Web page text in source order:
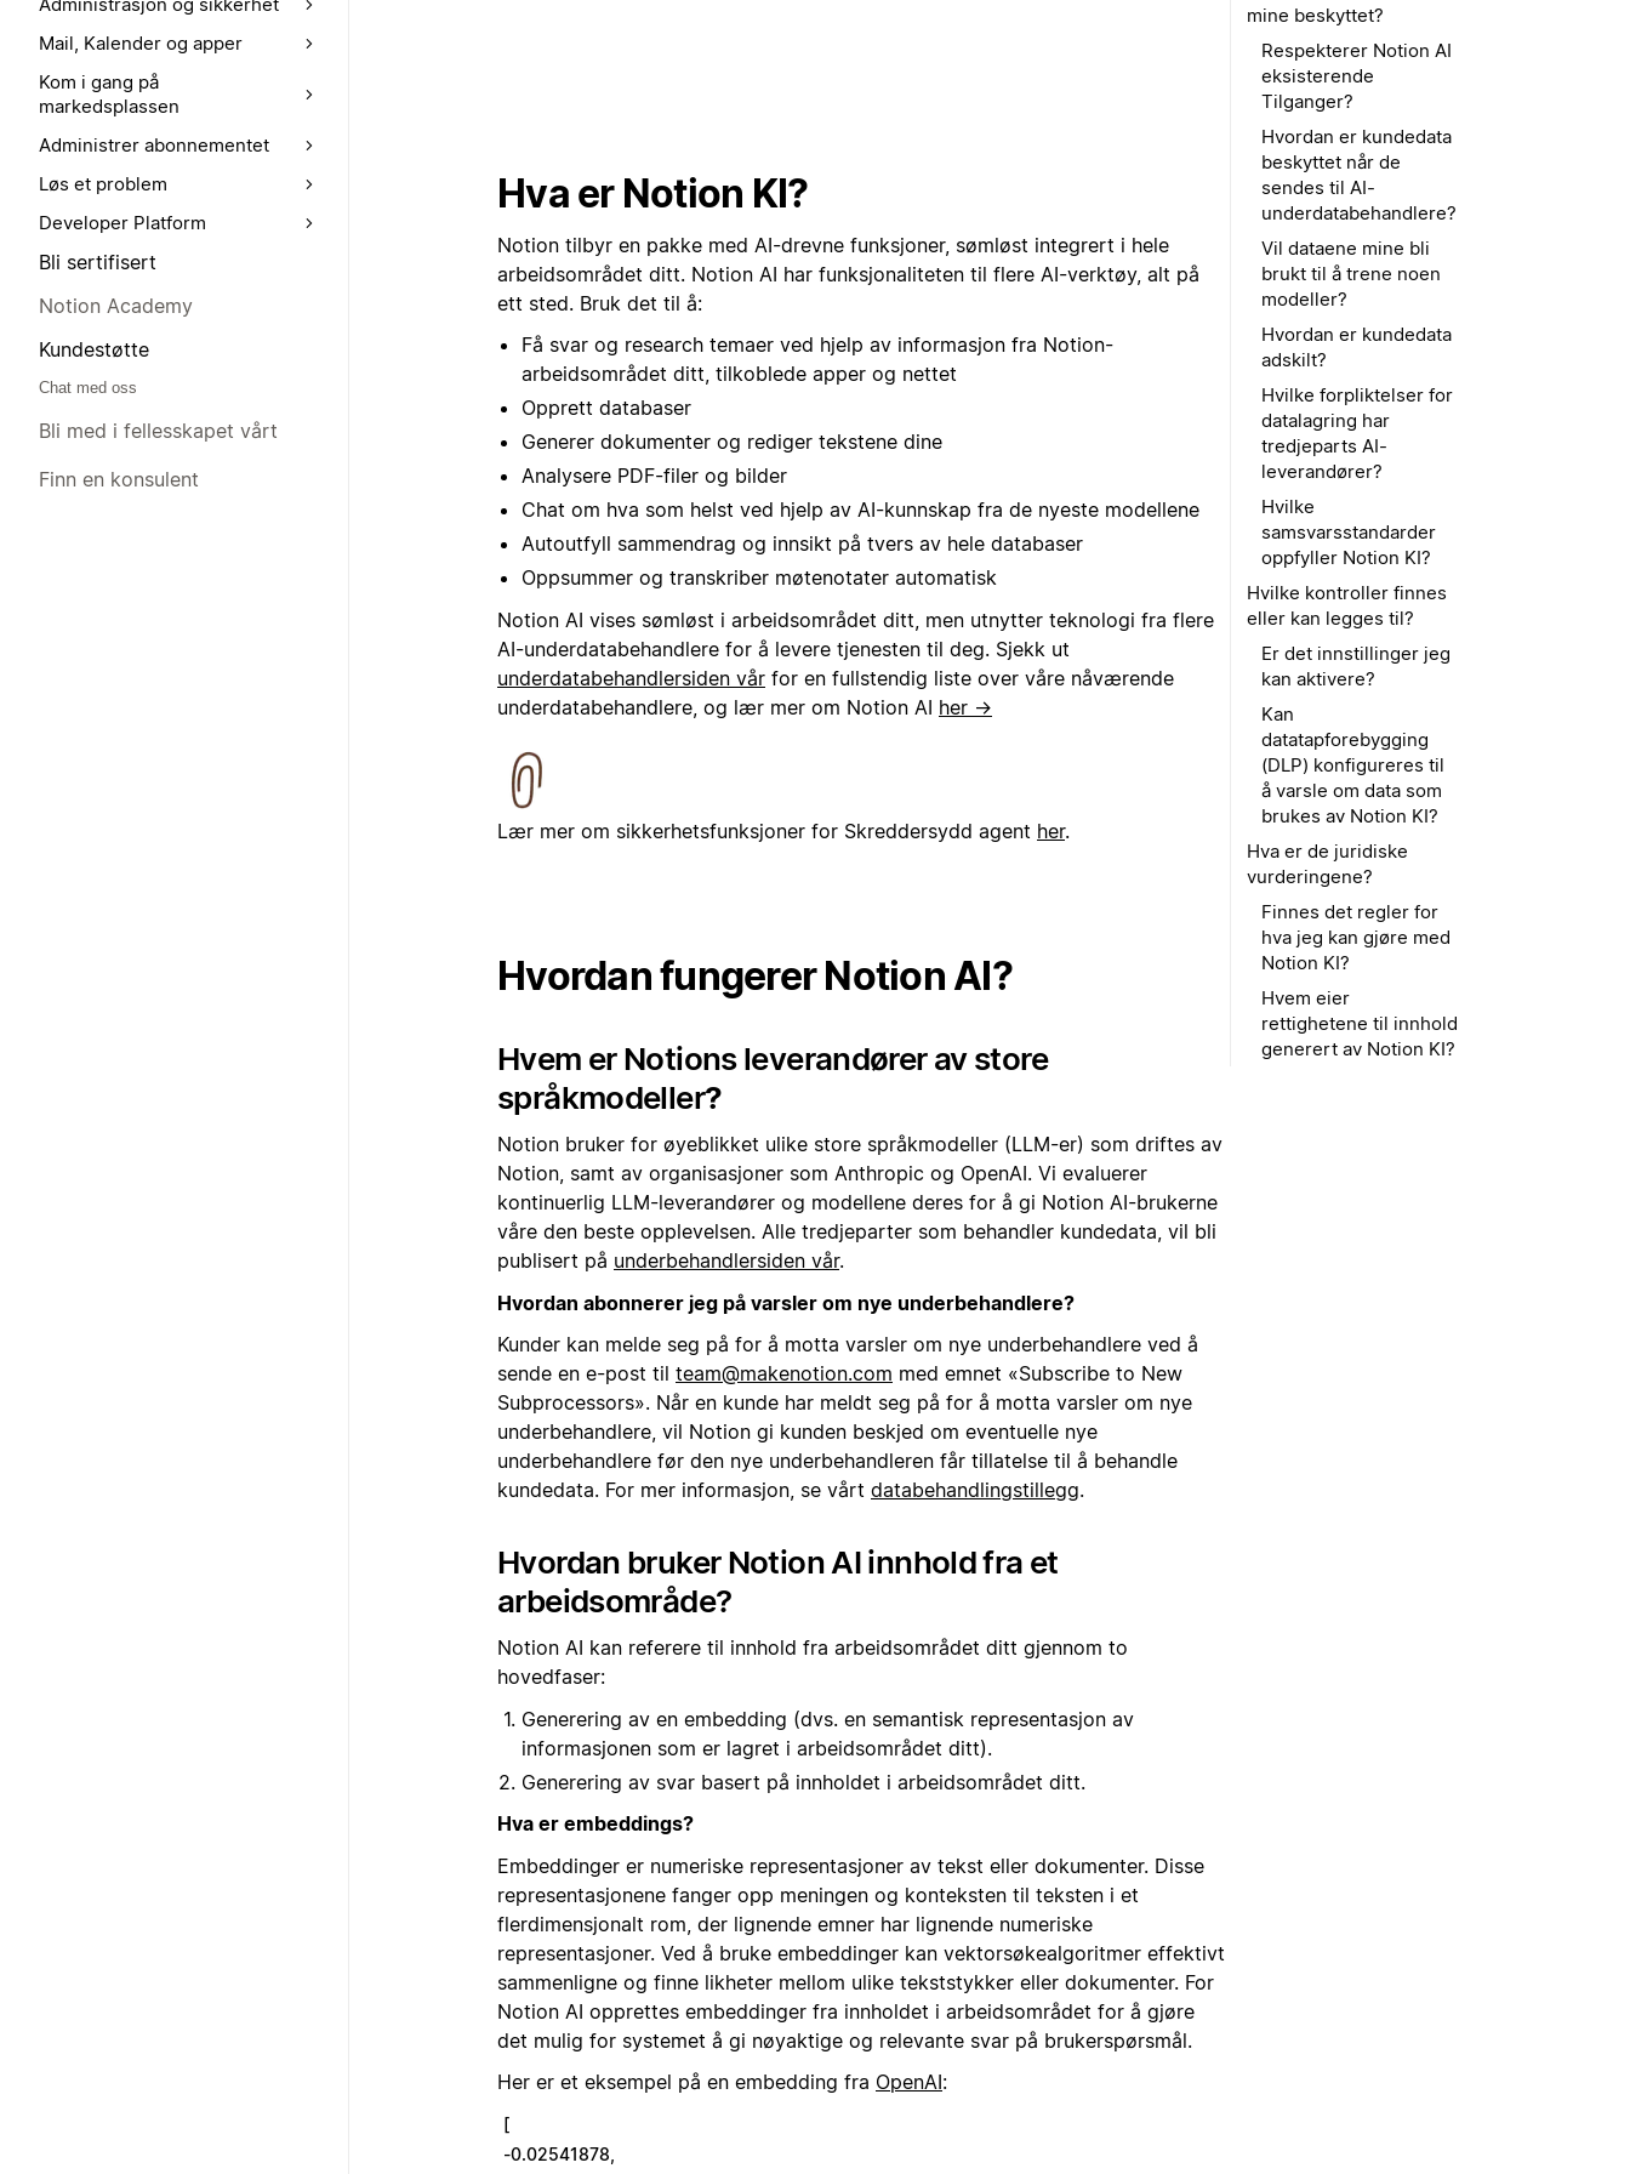
Mail, Kalender og apper
Kom i gang på
markedsplassen
Administrer abonnementet
Løs et problem
Developer Platform
Bli sertifisert
Notion Academy
Kundestøtte
Chat med oss
Bli med i fellesskapet vårt
Finn en konsulent
Hva er Notion KI?
Notion tilbyr en pakke med AI-drevne funksjoner, sømløst integrert i hele
arbeidsområdet ditt. Notion AI har funksjonaliteten til flere AI-verktøy, alt på
ett sted. Bruk det til å:
Få svar og research temaer ved hjelp av informasjon fra Notion-
arbeidsområdet ditt, tilkoblede apper og nettet
Opprett databaser
Generer dokumenter og rediger tekstene dine
Analysere PDF-filer og bilder
Chat om hva som helst ved hjelp av AI-kunnskap fra de nyeste modellene
Autoutfyll sammendrag og innsikt på tvers av hele databaser
Oppsummer og transkriber møtenotater automatisk
Notion AI vises sømløst i arbeidsområdet ditt, men utnytter teknologi fra flere
AI-underdatabehandlere for å levere tjenesten til deg. Sjekk ut
underdatabehandlersiden vår for en fullstendig liste over våre nåværende
underdatabehandlere, og lær mer om Notion AI her →
Lær mer om sikkerhetsfunksjoner for Skreddersydd agent her.
Hvordan fungerer Notion AI?
Hvem er Notions leverandører av store
språkmodeller?
Notion bruker for øyeblikket ulike store språkmodeller (LLM-er) som driftes av
Notion, samt av organisasjoner som Anthropic og OpenAI. Vi evaluerer
kontinuerlig LLM-leverandører og modellene deres for å gi Notion AI-brukerne
våre den beste opplevelsen. Alle tredjeparter som behandler kundedata, vil bli
publisert på underbehandlersiden vår.
Hvordan abonnerer jeg på varsler om nye underbehandlere?
Kunder kan melde seg på for å motta varsler om nye underbehandlere ved å
sende en e-post til team@makenotion.com med emnet «Subscribe to New
Subprocessors». Når en kunde har meldt seg på for å motta varsler om nye
underbehandlere, vil Notion gi kunden beskjed om eventuelle nye
underbehandlere før den nye underbehandleren får tillatelse til å behandle
kundedata. For mer informasjon, se vårt databehandlingstillegg.
Hvordan bruker Notion AI innhold fra et
arbeidsområde?
Notion AI kan referere til innhold fra arbeidsområdet ditt gjennom to
hovedfaser:
Generering av en embedding (dvs. en semantisk representasjon av
informasjonen som er lagret i arbeidsområdet ditt).
Generering av svar basert på innholdet i arbeidsområdet ditt.
Hva er embeddings?
Embeddinger er numeriske representasjoner av tekst eller dokumenter. Disse
representasjonene fanger opp meningen og konteksten til teksten i et
flerdimensjonalt rom, der lignende emner har lignende numeriske
representasjoner. Ved å bruke embeddinger kan vektorsøkealgoritmer effektivt
sammenligne og finne likheter mellom ulike tekststykker eller dokumenter. For
Notion AI opprettes embeddinger fra innholdet i arbeidsområdet for å gjøre
det mulig for systemet å gi nøyaktige og relevante svar på brukerspørsmål.
Her er et eksempel på en embedding fra OpenAI:
[
-0.02541878,
mine beskyttet?
Respekterer Notion AI
eksisterende
Tilganger?
Hvordan er kundedata
beskyttet når de
sendes til AI-
underdatabehandlere?
Vil dataene mine bli
brukt til å trene noen
modeller?
Hvordan er kundedata
adskilt?
Hvilke forpliktelser for
datalagring har
tredjeparts AI-
leverandører?
Hvilke
samsvarsstandarder
oppfyller Notion KI?
Hvilke kontroller finnes
eller kan legges til?
Er det innstillinger jeg
kan aktivere?
Kan
datatapforebygging
(DLP) konfigureres til
å varsle om data som
brukes av Notion KI?
Hva er de juridiske
vurderingene?
Finnes det regler for
hva jeg kan gjøre med
Notion KI?
Hvem eier
rettighetene til innhold
generert av Notion KI?